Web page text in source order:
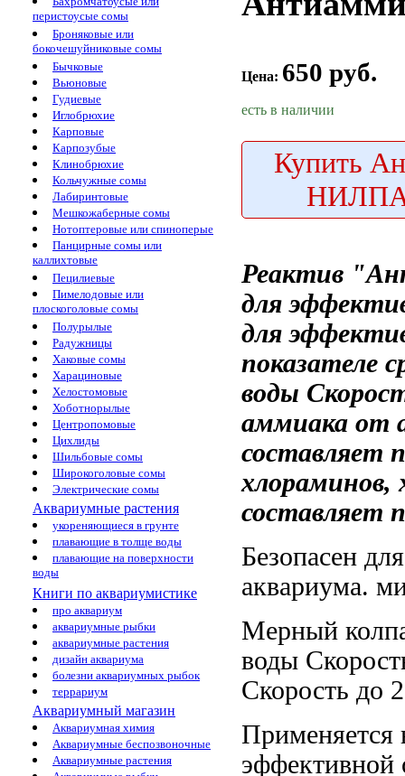
перистоусые сомы
Броняковые или
бокочешуйниковые сомы
Бычковые
Вьюновые
Гудиевые
Иглобрюхие
Карповые
Карпозубые
Клинобрюхие
Кольчужные сомы
Лабиринтовые
Мешкожаберные сомы
Нотоптеровые или спиноперые
Панцирные сомы или
каллихтовые
Пецилиевые
Пимелодовые или
плоскоголовые сомы
Полурылые
Радужницы
Хаковые сомы
Харациновые
Хелостомовые
Хоботнорылые
Центропомовые
Цихлиды
Шильбовые сомы
Широкоголовые сомы
Электрические сомы
Аквариумные растения
укореняющиеся в грунте
плавающие в толще воды
плавающие на поверхности
воды
Книги по аквариумистике
про аквариум
аквариумные рыбки
аквариумные растения
дизайн аквариума
болезни аквариумных рыбок
террариум
Аквариумный магазин
Аквариумная химия
Аквариумные беспозвоночные
Аквариумные растения
Цена: 650 руб.
есть в наличии
Купить
НИЛПА
Реактив
для
для
показателе
воды
аммиака от
составляет
хлораминов,
составляет
Безопасен
аквариума.
Мерный
воды
Скорость до
Применяется
эффективной